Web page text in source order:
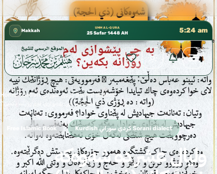
كتب الشيخ هيثم سرحان حفظه الله متوفرة مجانًا في
Makkah
UMM AL-QURA
25 Safar 1448 AH 5:24 am
Home› Kurdish كردي سوراني Sorani dialect›
وليالٍ عشر دە شەوەکە شەوەکانی (ذي الحجة) بە چی پێشوازی لەم رۆژانە بکەین؟
Free Islamic Book Kurdish كردي سوراني Sorani dialect
وليالٍ عشر دە شەوەکە